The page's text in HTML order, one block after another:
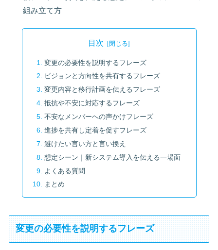
組み立て方
目次
変更の必要性を説明するフレーズ
ビジョンと方向性を共有するフレーズ
変更内容と移行計画を伝えるフレーズ
抵抗や不安に対応するフレーズ
不安なメンバーへの声かけフレーズ
進捗を共有し定着を促すフレーズ
避けたい言い方と言い換え
想定シーン｜新システム導入を伝える一場面
よくある質問
まとめ
変更の必要性を説明するフレーズ